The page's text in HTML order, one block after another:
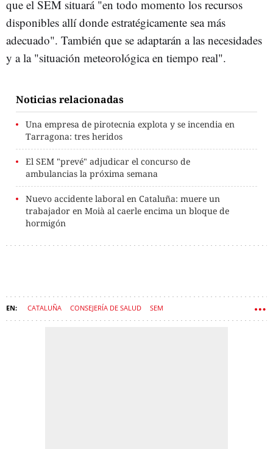
que el SEM situará "en todo momento los recursos
disponibles allí donde estratégicamente sea más
adecuado". También que se adaptarán a las necesidades
y a la "situación meteorológica en tiempo real".
Noticias relacionadas
Una empresa de pirotecnia explota y se incendia en
Tarragona: tres heridos
El SEM "prevé" adjudicar el concurso de
ambulancias la próxima semana
Nuevo accidente laboral en Cataluña: muere un
trabajador en Moià al caerle encima un bloque de
hormigón
CATALUÑA CONSEJERÍA DE SALUD SEM